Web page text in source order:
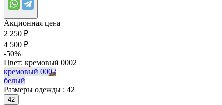
Акционная цена
2 250 ₽
4 500 ₽
-50%
Цвет: кремовый 0002
кремовый 0002
белый
Размеры одежды : 42
42